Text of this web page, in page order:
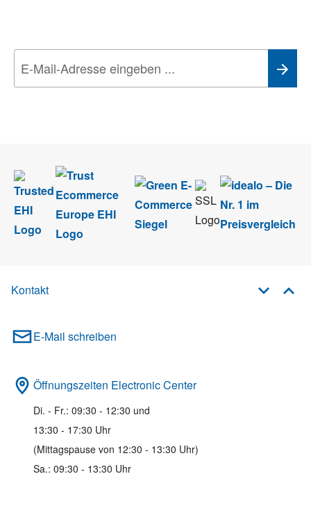
Kontakt
E-Mail schreiben
Öffnungszeiten Electronic Center
Di. - Fr.: 09:30 - 12:30 und
13:30 - 17:30 Uhr
(Mittagspause von 12:30 - 13:30 Uhr)
Sa.: 09:30 - 13:30 Uhr